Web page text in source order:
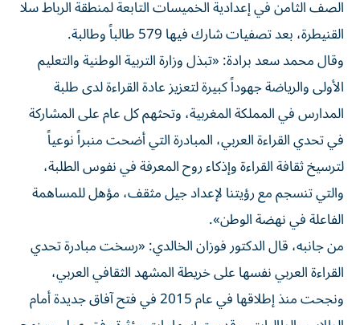
الصف الثامن في إعدادية الخميسات التابعة لمنطقة الرباط سلا
القنيطرة، بعد تصفيات شارك فيها 579 طالباً وطالبة.
وقال محمد سعد برادة: «تبذل وزارة التربية الوطنية والتعليم
الأولى والرياضة جهوداً كبيرة لتعزيز عادة القراءة لدى طلبة
المدارس في المملكة المغربية، وتحثهم كل عام على المشاركة
في تحدي القراءة العربي، المبادرة التي أضحت منبراً نوعياً
لترسيخ ثقافة القراءة وإذكاء روح المعرفة في نفوس الطلبة،
والتي تنسجم مع رؤيتنا لإعداد جيل مثقف، مؤهل للمساهمة
الفاعلة في نهضة الوطن».
من جانبه، قال الدكتور فوزان الخالدي: «رسخت مبادرة تحدي
القراءة العربي نفسها على خريطة المشهد الثقافي العربي،
ونجحت منذ إطلاقها في عام 2015 في فتح آفاق جديدة أمام